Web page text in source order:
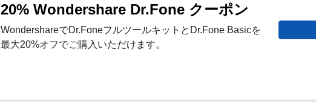
20% Wondershare Dr.Fone クーポン
WondershareでDr.FoneフルツールキットとDr.Fone Basicを
最大20%オフでご購入いただけます。